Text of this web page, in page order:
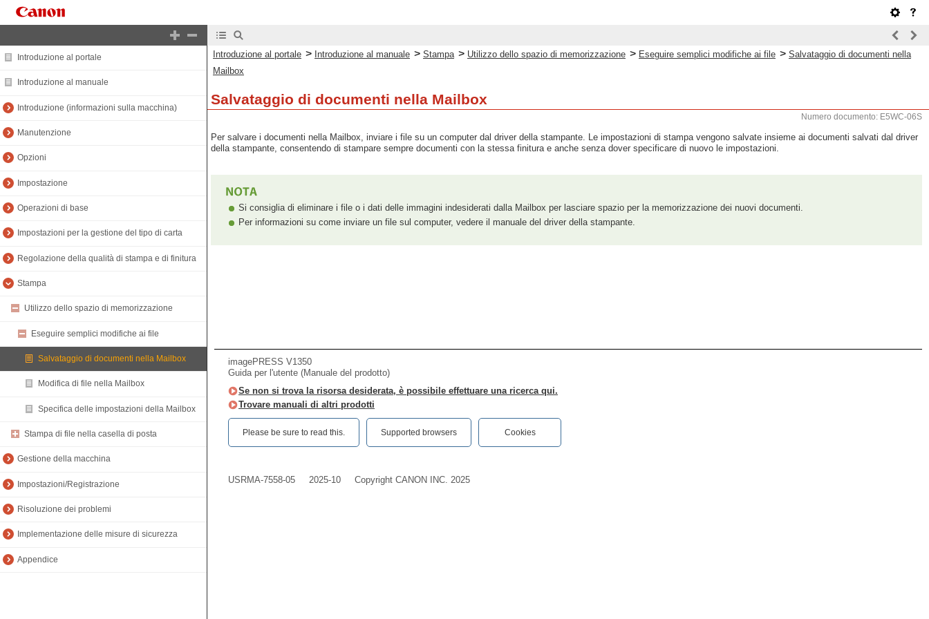
Introduzione al portale
Introduzione al manuale
Introduzione (informazioni sulla macchina)
Manutenzione
Opzioni
Impostazione
Operazioni di base
Impostazioni per la gestione del tipo di carta
Regolazione della qualità di stampa e di finitura
Stampa
Utilizzo dello spazio di memorizzazione
Eseguire semplici modifiche ai file
Salvataggio di documenti nella Mailbox
Modifica di file nella Mailbox
Specifica delle impostazioni della Mailbox
Stampa di file nella casella di posta
Gestione della macchina
Impostazioni/Registrazione
Risoluzione dei problemi
Implementazione delle misure di sicurezza
Appendice
Introduzione al portale > Introduzione al manuale > Stampa > Utilizzo dello spazio di memorizzazione > Eseguire semplici modifiche ai file > Salvataggio di documenti nella
Mailbox
Salvataggio di documenti nella Mailbox
Numero documento: E5WC-06S
Per salvare i documenti nella Mailbox, inviare i file su un computer dal driver della stampante. Le impostazioni di stampa vengono salvate insieme ai documenti salvati dal driver
della stampante, consentendo di stampare sempre documenti con la stessa finitura e anche senza dover specificare di nuovo le impostazioni.
Si consiglia di eliminare i file o i dati delle immagini indesiderati dalla Mailbox per lasciare spazio per la memorizzazione dei nuovi documenti.
Per informazioni su come inviare un file sul computer, vedere il manuale del driver della stampante.
imagePRESS V1350
Guida per l'utente (Manuale del prodotto)
Se non si trova la risorsa desiderata, è possibile effettuare una ricerca qui.
Trovare manuali di altri prodotti
Please be sure to read this.‎ Supported browsers Cookies
USRMA-7558-05 2025-10 Copyright CANON INC. 2025